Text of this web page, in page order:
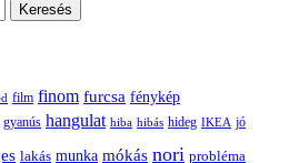
film finom furcsa fénykép
gyanús hangulat hiba hibás hideg IKEA jó
lakás munka mókás nori probléma